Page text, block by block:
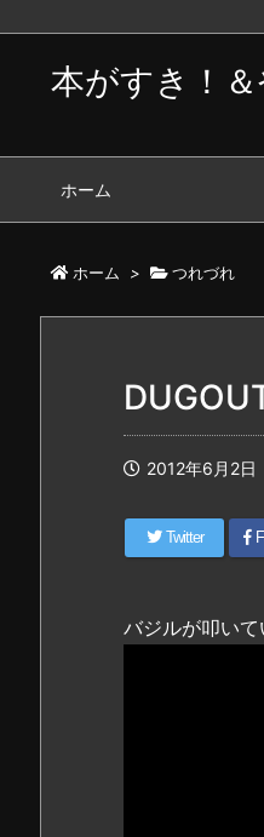
本がすき！
ホーム
ホーム > つれづれ
2012年6月2日
Twitter
バジルが叩いて